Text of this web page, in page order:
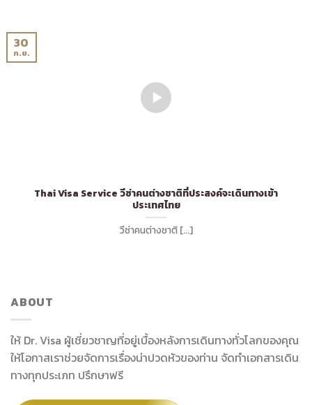
Thai Visa Service วีซ่าคนต่างชาติที่ประสงค์จะเดินทางเข้า
ประเทศไทย
วีซ่าคนต่างชาติ [...]
30
ก.ย.
ABOUT
ให้ Dr. Visa ผู้เชี่ยวชาญที่อยู่เบื้องหลังการเดินทางทั่วโลกของคุณ
ให้โอกาสเราช่วยจัดการเรื่องน่าปวดหัวของท่าน จัดทำเอกสารเดิน
ทางทุกประเภท ปรึกษาฟรี